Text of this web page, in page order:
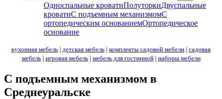
Односпальные кроватиПолуторкиДвуспальные
кроватиС подъемным механизмомС
ортопедическим основаниемОртопедическое
основание
кухонная мебель | детская мебель | комплекты садовой мебели | садовая
мебель| игровая мебель| мебель для гостинной| наборы мебели
С подъемным механизмом в
Среднеуральске